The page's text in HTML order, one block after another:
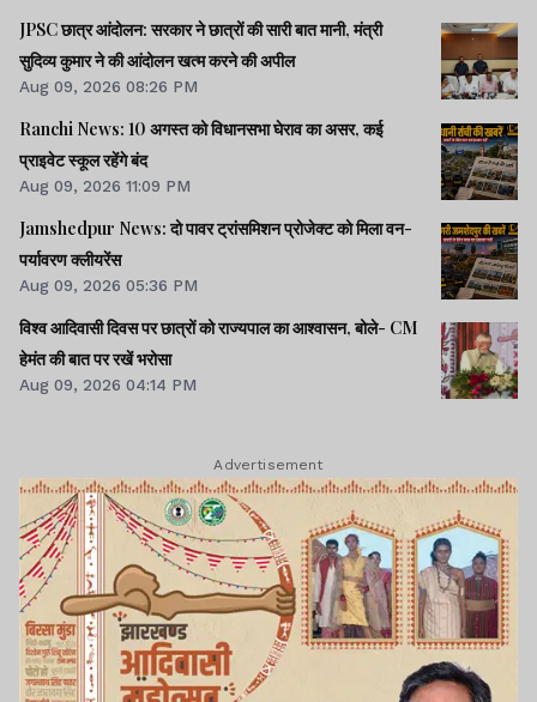
JPSC छात्र आंदोलन: सरकार ने छात्रों की सारी बात मानी, मंत्री
सुदिव्य कुमार ने की आंदोलन खत्म करने की अपील
Aug 09, 2026 08:26 PM
Ranchi News: 10 अगस्त को विधानसभा घेराव का असर, कई
प्राइवेट स्कूल रहेंगे बंद
Aug 09, 2026 11:09 PM
Jamshedpur News: दो पावर ट्रांसमिशन प्रोजेक्ट को मिला वन-
पर्यावरण क्लीयरेंस
Aug 09, 2026 05:36 PM
विश्व आदिवासी दिवस पर छात्रों को राज्यपाल का आश्वासन, बोले- CM
हेमंत की बात पर रखें भरोसा
Aug 09, 2026 04:14 PM
Advertisement